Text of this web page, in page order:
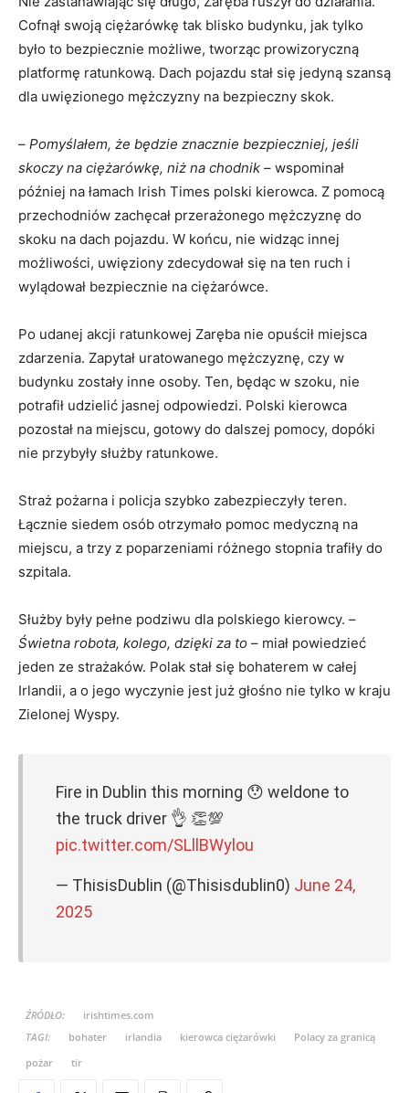
Cofnął swoją ciężarówkę tak blisko budynku, jak tylko
było to bezpiecznie możliwe, tworząc prowizoryczną
platformę ratunkową. Dach pojazdu stał się jedyną szansą
dla uwięzionego mężczyzny na bezpieczny skok.
– Pomyślałem, że będzie znacznie bezpieczniej, jeśli
skoczy na ciężarówkę, niż na chodnik – wspominał
później na łamach Irish Times polski kierowca. Z pomocą
przechodniów zachęcał przerażonego mężczyznę do
skoku na dach pojazdu. W końcu, nie widząc innej
możliwości, uwięziony zdecydował się na ten ruch i
wylądował bezpiecznie na ciężarówce.
Po udanej akcji ratunkowej Zaręba nie opuścił miejsca
zdarzenia. Zapytał uratowanego mężczyznę, czy w
budynku zostały inne osoby. Ten, będąc w szoku, nie
potrafił udzielić jasnej odpowiedzi. Polski kierowca
pozostał na miejscu, gotowy do dalszej pomocy, dopóki
nie przybyły służby ratunkowe.
Straż pożarna i policja szybko zabezpieczyły teren.
Łącznie siedem osób otrzymało pomoc medyczną na
miejscu, a trzy z poparzeniami różnego stopnia trafiły do
szpitala.
Służby były pełne podziwu dla polskiego kierowcy. –
Świetna robota, kolego, dzięki za to – miał powiedzieć
jeden ze strażaków. Polak stał się bohaterem w całej
Irlandii, a o jego wyczynie jest już głośno nie tylko w kraju
Zielonej Wyspy.
Fire in Dublin this morning 😯 weldone to
the truck driver 👌 👏💯
pic.twitter.com/SLllBWylou
— ThisisDublin (@Thisisdublin0) June 24,
2025
ŹRÓDŁO:
irishtimes.com
TAGI:
bohater irlandia kierowca ciężarówki
Polacy za granicą
pożar
tir